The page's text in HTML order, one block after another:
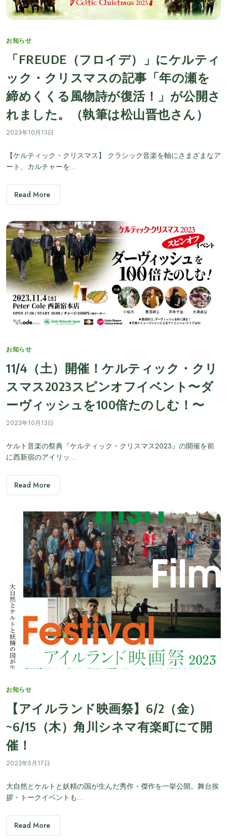
Categories
お知らせ
「FREUDE（フロイデ）」にケルティ
ック・クリスマスの記事「年の瀬を
締めくくる風物詩が復活！」が公開さ
れました。（執筆は松山晋也さん）
2023年10月13日
【ケルティック・クリスマス】 クラシック音楽を軸にさまざまなア
ート、カルチャーを…
Read More
Categories
お知らせ
11/4（土）開催！ケルティック・クリ
スマス2023スピンオフイベント〜ダ
ーヴィッシュを100倍たのしむ！〜
2023年10月13日
ケルト音楽の祭典『ケルティック・クリスマス2023』の開催を前
に西新宿のアイリッ…
Read More
Categories
お知らせ
【アイルランド映画祭】6/2（金）
~6/15（木）角川シネマ有楽町にて開
催！
2023年5月17日
大自然とケルトと妖精の国が生んだ秀作・傑作を一挙公開。舞台挨
拶・トークイベントも…
Read More